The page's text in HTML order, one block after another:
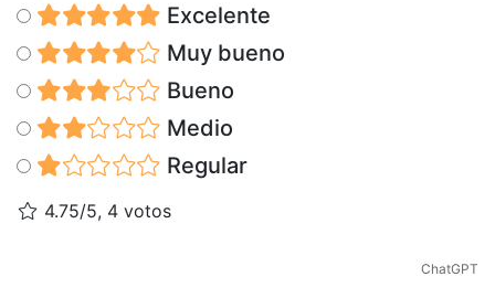
Excelente
Muy bueno
Bueno
Medio
Regular
4.75/5, 4 votos
ChatGPT